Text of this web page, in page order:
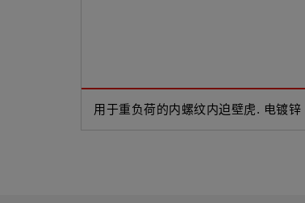
用于重负荷的内螺纹内迫壁虎. 电镀锌